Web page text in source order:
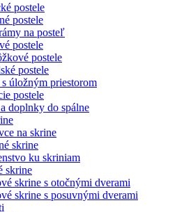
postele
postele
na posteľ
postele
postele
postele
s úložným priestorom
postele
doplnky do spálne
na skrine
skrine
ku skriniam
skrine
skrine s otočnými dverami
skrine s posuvnými dverami